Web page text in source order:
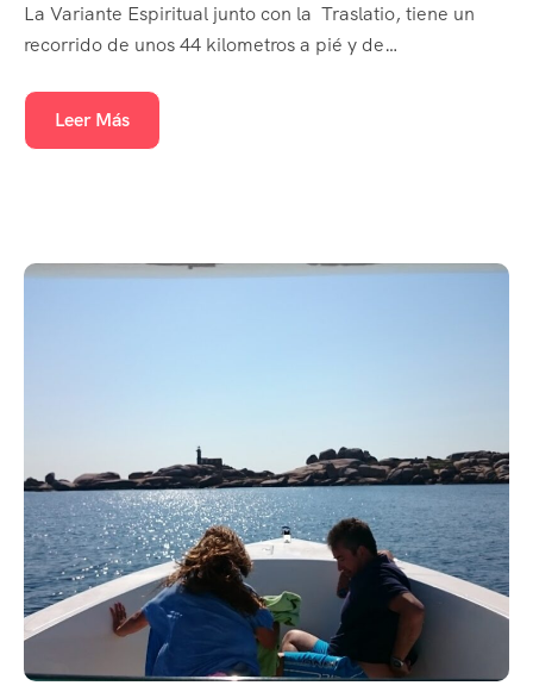
La Variante Espiritual junto con la Traslatio, tiene un
recorrido de unos 44 kilometros a pié y de…
Leer Más